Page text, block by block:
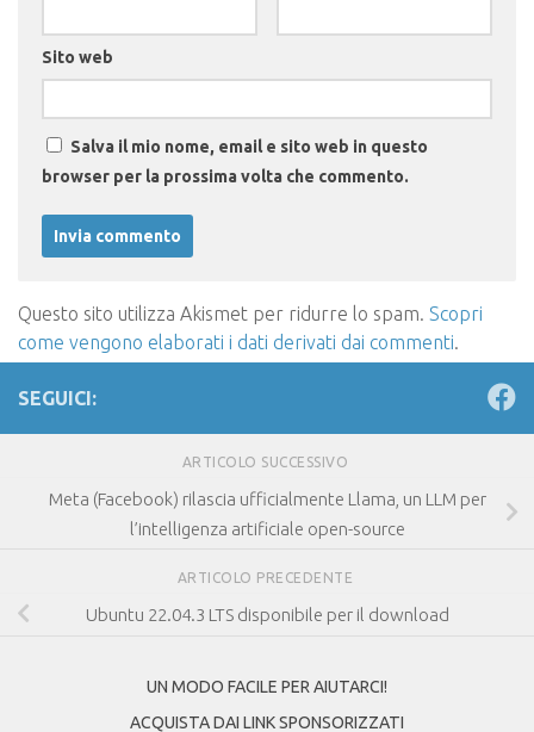
Sito web
Salva il mio nome, email e sito web in questo
browser per la prossima volta che commento.
Questo sito utilizza Akismet per ridurre lo spam. Scopri
come vengono elaborati i dati derivati dai commenti
SEGUICI:
ARTICOLO SUCCESSIVO
Meta (Facebook) rilascia ufficialmente Llama, un LLM per
l’intelligenza artificiale open-source
ARTICOLO PRECEDENTE
Ubuntu 22.04.3 LTS disponibile per il download
UN MODO FACILE PER AIUTARCI!
ACQUISTA DAI LINK SPONSORIZZATI